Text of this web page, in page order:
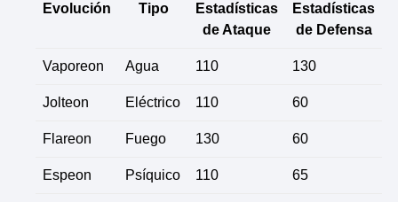
Evolución Tipo
Estadísticas
de Ataque
Estadísticas
de Defensa
Vaporeon Agua 110 130
Jolteon Eléctrico 110 60
Flareon Fuego 130 60
Espeon Psíquico 110 65